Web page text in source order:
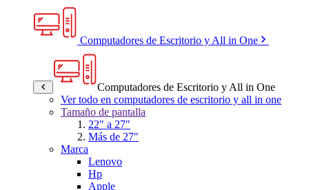
Computadores de Escritorio y All in One
Computadores de Escritorio y All in One
Ver todo en computadores de escritorio y all in one
Tamaño de pantalla
22" a 27"
Más de 27"
Marca
Lenovo
Hp
Apple